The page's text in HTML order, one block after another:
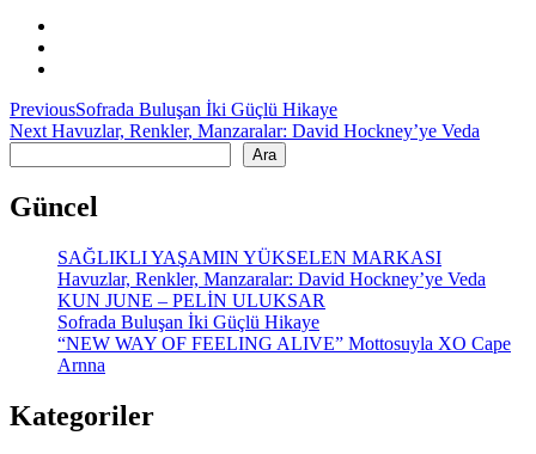
Yazı
gezinmesi
PreviousPrevious
post:
Sofrada Buluşan İki Güçlü Hikaye
Next Next
Havuzlar, Renkler, Manzaralar: David Hockney’ye Veda
Ara
Güncel
SAĞLIKLI YAŞAMIN YÜKSELEN MARKASI
Havuzlar, Renkler, Manzaralar: David Hockney’ye Veda
KUN JUNE – PELİN ULUKSAR
Sofrada Buluşan İki Güçlü Hikaye
“NEW WAY OF FEELING ALIVE” Mottosuyla XO Cape
Arnna
Kategoriler